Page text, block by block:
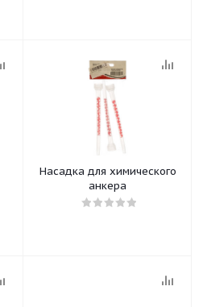
Насадка для химического
анкера